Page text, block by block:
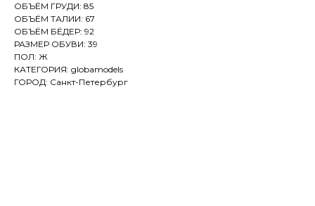
ОБЪЁМ ГРУДИ: 85
ОБЪЁМ ТАЛИИ: 67
ОБЪЁМ БЁДЕР: 92
РАЗМЕР ОБУВИ: 39
ПОЛ: Ж
КАТЕГОРИЯ: globamodels
ГОРОД: Санкт-Петербург